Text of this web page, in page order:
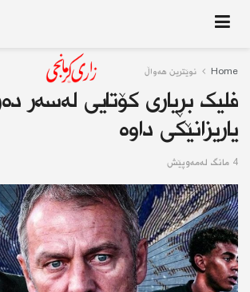
Home نوێترین هەواڵ
فلیک بڕیاری کۆتایی لەسەر
یاریزانێکی داوە
4 مانگ له‌مه‌وپێش